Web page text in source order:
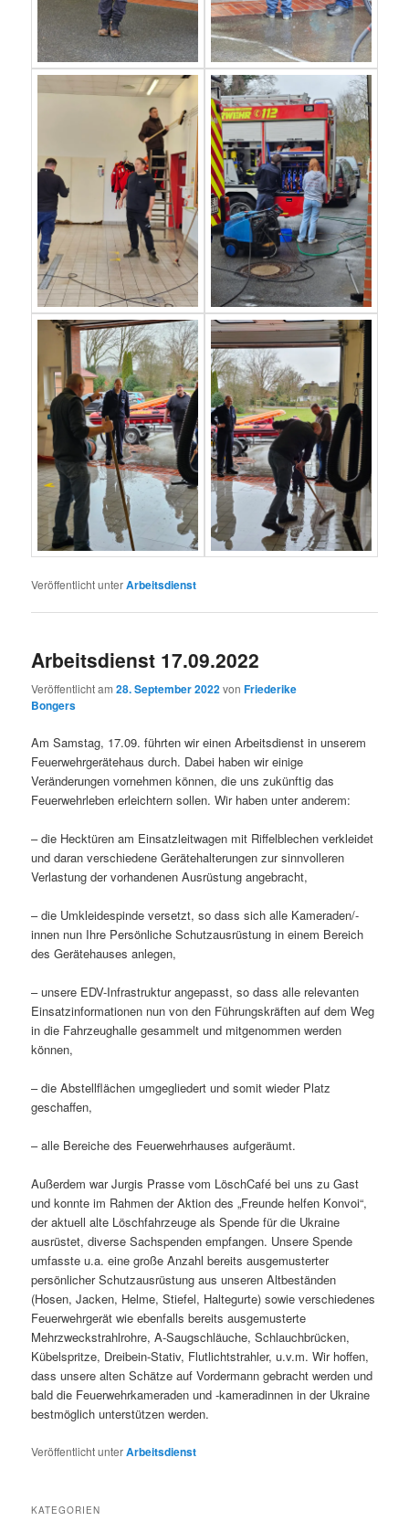
Veröffentlicht unterArbeitsdienst
Arbeitsdienst 17.09.2022
Veröffentlicht am28. September 2022vonFriederike
Bongers
Am Samstag, 17.09. führten wir einen Arbeitsdienst in unserem
Feuerwehrgerätehaus durch. Dabei haben wir einige
Veränderungen vornehmen können, die uns zukünftig das
Feuerwehrleben erleichtern sollen. Wir haben unter anderem:
– die Hecktüren am Einsatzleitwagen mit Riffelblechen verkleidet
und daran verschiedene Gerätehalterungen zur sinnvolleren
Verlastung der vorhandenen Ausrüstung angebracht,
– die Umkleidespinde versetzt, so dass sich alle Kameraden/-
innen nun Ihre Persönliche Schutzausrüstung in einem Bereich
des Gerätehauses anlegen,
– unsere EDV-Infrastruktur angepasst, so dass alle relevanten
Einsatzinformationen nun von den Führungskräften auf dem Weg
in die Fahrzeughalle gesammelt und mitgenommen werden
können,
– die Abstellflächen umgegliedert und somit wieder Platz
geschaffen,
– alle Bereiche des Feuerwehrhauses aufgeräumt.
Außerdem war Jurgis Prasse vom LöschCafé bei uns zu Gast
und konnte im Rahmen der Aktion des „Freunde helfen Konvoi“,
der aktuell alte Löschfahrzeuge als Spende für die Ukraine
ausrüstet, diverse Sachspenden empfangen. Unsere Spende
umfasste u.a. eine große Anzahl bereits ausgemusterter
persönlicher Schutzausrüstung aus unseren Altbeständen
(Hosen, Jacken, Helme, Stiefel, Haltegurte) sowie verschiedenes
Feuerwehrgerät wie ebenfalls bereits ausgemusterte
Mehrzweckstrahlrohre, A-Saugschläuche, Schlauchbrücken,
Kübelspritze, Dreibein-Stativ, Flutlichtstrahler, u.v.m. Wir hoffen,
dass unsere alten Schätze auf Vordermann gebracht werden und
bald die Feuerwehrkameraden und -kameradinnen in der Ukraine
bestmöglich unterstützen werden.
Veröffentlicht unterArbeitsdienst
KATEGORIEN